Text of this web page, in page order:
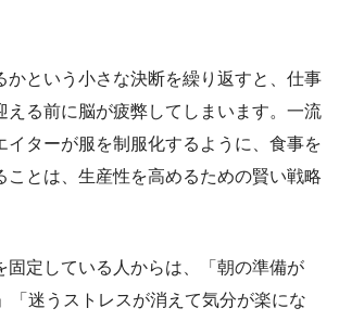
かという小さな決断を繰り返すと、仕事
える前に脳が疲弊してしまいます。一流
イターが服を制服化するように、食事を
ことは、生産性を高めるための賢い戦略
固定している人からは、「朝の準備が
「迷うストレスが消えて気分が楽にな